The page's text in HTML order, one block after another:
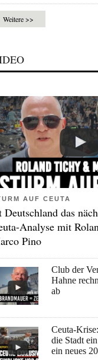
Weitere >>
AUF CEUTA
Deutschland das
Analyse mit
Pino
Club der
Hahne
ab
Ceuta-
die Stadt
ein neues